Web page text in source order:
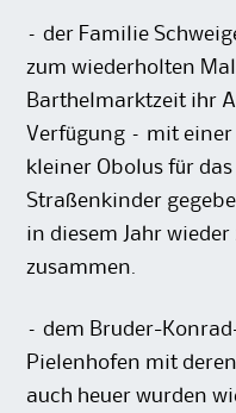
– der Familie
zum wiederholten
Barthelmarktzeit ihr
Verfügung – mit
kleiner Obolus für
Straßenkinder
in diesem Jahr
zusammen.
– dem Bruder-
Pielenhofen mit
auch heuer wurden